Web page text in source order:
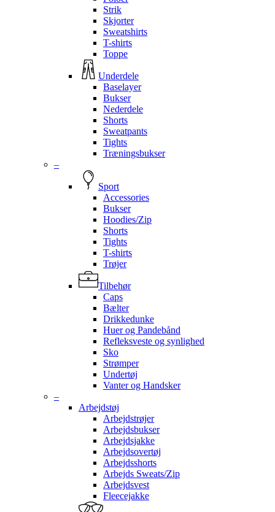
Strik
Skjorter
Sweatshirts
T-shirts
Toppe
Underdele
Baselayer
Bukser
Nederdele
Shorts
Sweatpants
Tights
Træningsbukser
–
Sport
Accessories
Bukser
Hoodies/Zip
Shorts
Tights
T-shirts
Trøjer
Tilbehør
Caps
Bælter
Drikkedunke
Huer og Pandebånd
Refleksveste og synlighed
Sko
Strømper
Undertøj
Vanter og Handsker
–
Arbejdstøj
Arbejdstrøjer
Arbejdsbukser
Arbejdsjakke
Arbejdsovertøj
Arbejdsshorts
Arbejds Sweats/Zip
Arbejdsvest
Fleecejakke